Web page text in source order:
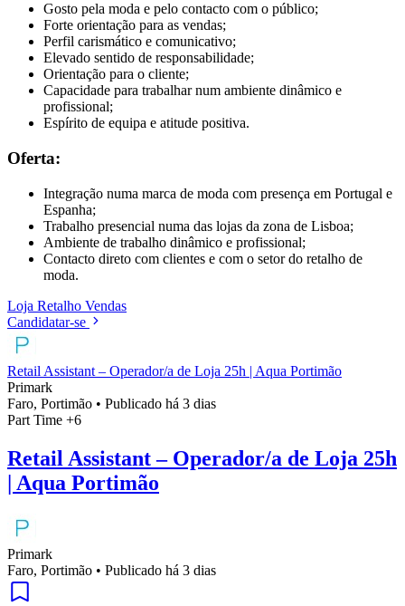
Gosto pela moda e pelo contacto com o público;
Forte orientação para as vendas;
Perfil carismático e comunicativo;
Elevado sentido de responsabilidade;
Orientação para o cliente;
Capacidade para trabalhar num ambiente dinâmico e
profissional;
Espírito de equipa e atitude positiva.
Oferta:
Integração numa marca de moda com presença em Portugal e
Espanha;
Trabalho presencial numa das lojas da zona de Lisboa;
Ambiente de trabalho dinâmico e profissional;
Contacto direto com clientes e com o setor do retalho de
moda.
Loja Retalho Vendas
Candidatar-se
Retail Assistant – Operador/a de Loja 25h | Aqua Portimão
Primark
Faro, Portimão • Publicado há 3 dias
Part Time +6
Retail Assistant – Operador/a de Loja 25h
| Aqua Portimão
Primark
Faro, Portimão • Publicado há 3 dias